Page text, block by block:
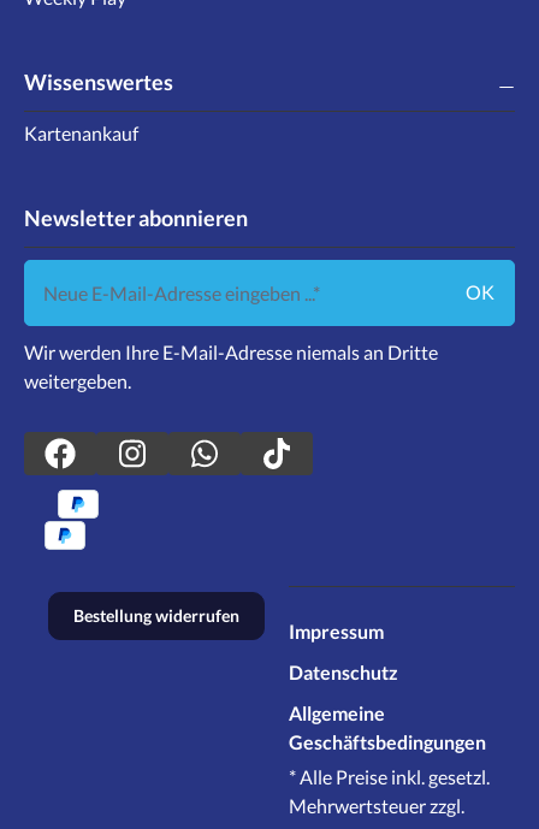
Wissenswertes
Kartenankauf
Newsletter abonnieren
Neue E-Mail-Adresse eingeben ...
OK
Wir werden Ihre E-Mail-Adresse niemals an Dritte
weitergeben.
Bestellung widerrufen
Impressum
Datenschutz
Allgemeine
Geschäftsbedingungen
* Alle Preise inkl. gesetzl.
Mehrwertsteuer zzgl.